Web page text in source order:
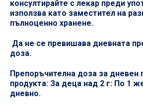
консултирайте с лекар преди
използва като заместител на
пълноценно хранене.
Да не се превишава дневната
доза.
Препоръчителна доза за дневен
продукта: За деца над 2 г: По 1
дневно.